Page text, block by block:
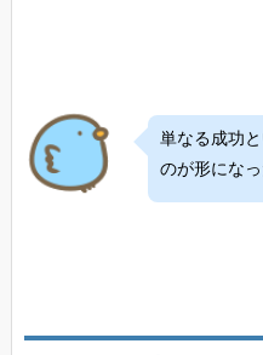
単なる成功
のが形にな